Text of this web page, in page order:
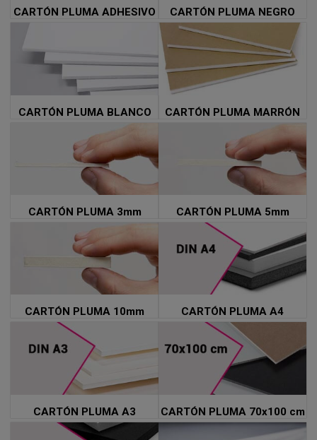
CARTÓN PLUMA ADHESIVO CARTÓN PLUMA NEGRO
CARTÓN PLUMA BLANCO CARTÓN PLUMA MARRÓN
CARTÓN PLUMA 3mm CARTÓN PLUMA 5mm
CARTÓN PLUMA 10mm CARTÓN PLUMA A4
CARTÓN PLUMA A3 CARTÓN PLUMA 70x100 cm